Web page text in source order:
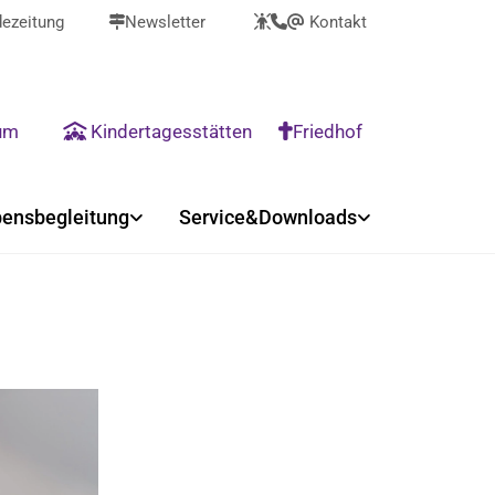
Newsletter @ Kontakt
 Kindertagesstätten Friedhof
Service&Downloads